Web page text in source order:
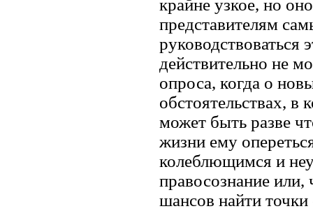
крайне узкое, но
представителям
руководствоваться
действительно не
опроса, когда о
обстоятельствах, в
может быть разве
жизни ему
колеблющимся и
правосознание или,
шансов найти